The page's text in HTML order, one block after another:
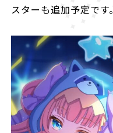
スターも追加予定です。